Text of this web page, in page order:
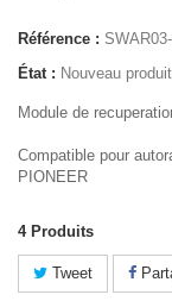
Référence :
État : Nouveau produit
Module de
Compatible pour
PIONEER
4 Produits
Tweet